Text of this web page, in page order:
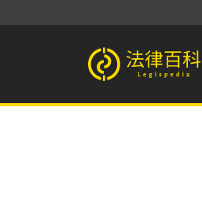
法律百科 Legispedia